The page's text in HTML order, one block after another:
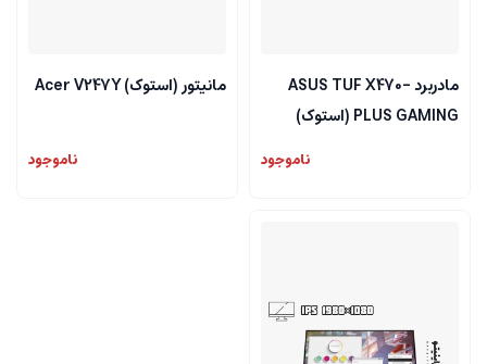
مادربرد ASUS TUF X470-
PLUS GAMING (استوک)
ناموجود
مانیتور (استوک) Acer V247Y
ناموجود